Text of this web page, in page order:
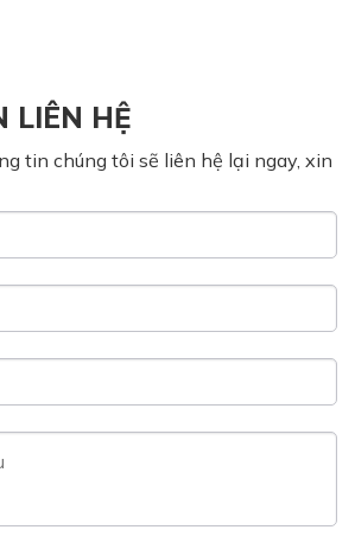
LIÊN HỆ
tin chúng tôi sẽ liên hệ lại ngay, xin